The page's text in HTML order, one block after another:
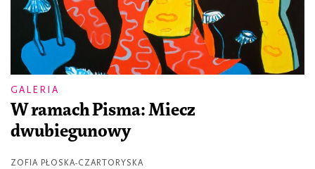
GALERIA
W ramach Pisma: Miecz
dwubiegunowy
ZOFIA PŁOSKA-CZARTORYSKA